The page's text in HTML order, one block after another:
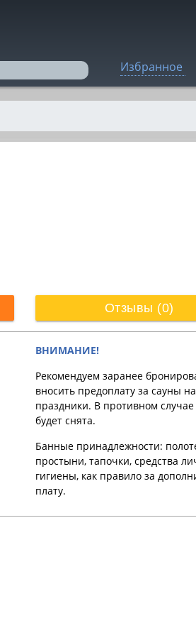
Избранное
Отзывы (0)
ВНИМАНИЕ!
Рекомендуем заранее
вносить предоплату за cауны на
праздники. В противном
будет снята.
Банные принадлежности:
простыни, тапочки, средства
гигиены, как правило за
плату.